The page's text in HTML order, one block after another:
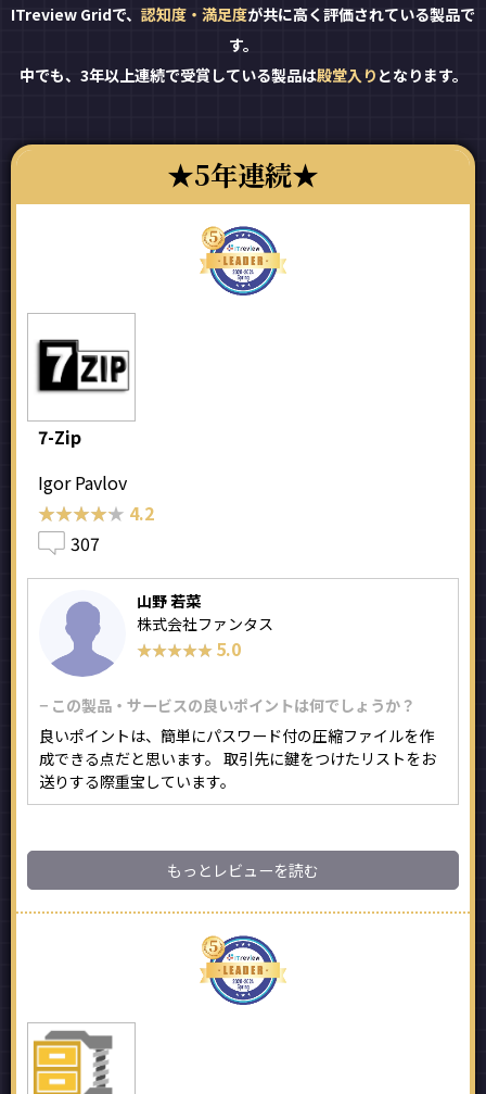
ITreview Gridで、 認知度・満足度が共に高く評価されている製品で
す。
中でも、3年以上連続で受賞している製品は殿堂入り となります。
5年連続
7-Zip
Igor Pavlov
★★★★★
★★★★★ 4.2
307
山野 若菜
株式会社ファンタス
★★★★★
★★★★★ 5.0
− この製品・サービスの良いポイントは何でしょうか？
良いポイントは、簡単にパスワード付の圧縮ファイルを作
成できる点だと思います。 取引先に鍵をつけたリストをお
送りする際重宝しています。
もっとレビューを読む